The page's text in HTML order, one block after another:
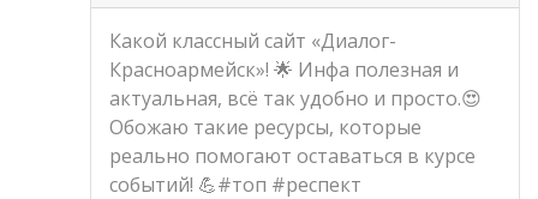
Какой классный сайт «Диалог-
Красноармейск»! 🌟 Инфа полезная и
актуальная, всё так удобно и просто.😍
Обожаю такие ресурсы, которые
реально помогают оставаться в курсе
событий! 💪#топ #респект